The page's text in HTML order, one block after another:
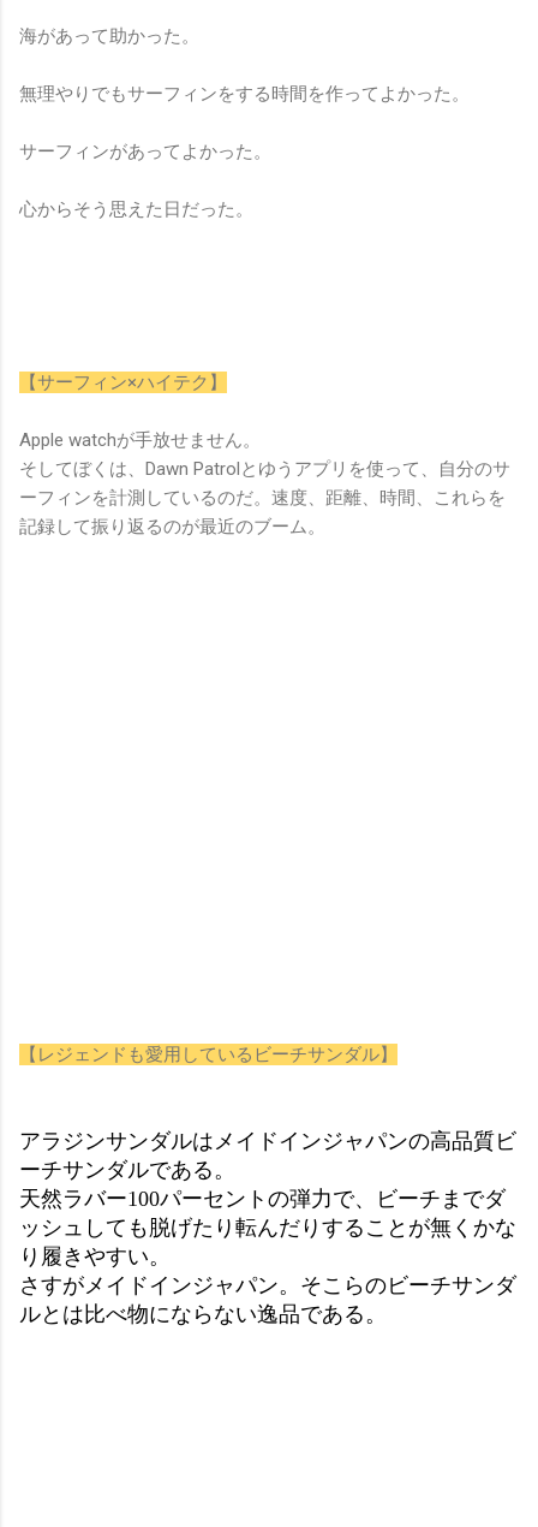
海があって助かった。
無理やりでもサーフィンをする時間を作ってよかった。
サーフィンがあってよかった。
心からそう思えた日だった。
【サーフィン×ハイテク】
Apple watchが手放せません。
そしてぼくは、Dawn Patrolとゆうアプリを使って、自分のサ
ーフィンを計測しているのだ。速度、距離、時間、これらを
記録して振り返るのが最近のブーム。
【レジェンドも愛用しているビーチサンダル】
アラジンサンダルはメイドインジャパンの高品質ビ
ーチサンダルである。
天然ラバー100パーセントの弾力で、ビーチまでダ
ッシュしても脱げたり転んだりすることが無くかな
り履きやすい。
さすがメイドインジャパン。そこらのビーチサンダ
ルとは比べ物にならない逸品である。